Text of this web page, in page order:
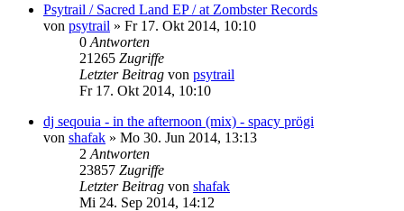
Psytrail / Sacred Land EP / at Zombster Records
von psytrail » Fr 17. Okt 2014, 10:10
0 Antworten
21265 Zugriffe
Letzter Beitrag von psytrail
Fr 17. Okt 2014, 10:10
dj seqouia - in the afternoon (mix) - spacy prögi
von shafak » Mo 30. Jun 2014, 13:13
2 Antworten
23857 Zugriffe
Letzter Beitrag von shafak
Mi 24. Sep 2014, 14:12